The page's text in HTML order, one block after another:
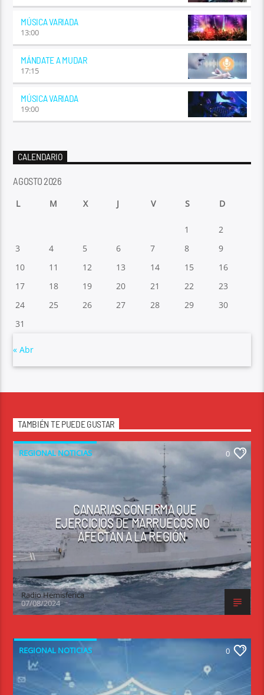
MÚSICA VARIADA
13:00
MÁNDATE A MUDAR
17:15
MÚSICA VARIADA
19:00
CALENDARIO
AGOSTO 2026
L M X J V S D
1
2
3
4 5 6 7 8
9
10
11 12 13 14 15
16
17
18 19 20 21 22
23
24
25 26 27 28 29
30
31
« Abr
TAMBIÉN TE PUEDE GUSTAR
REGIONAL NOTICIAS 0
CANARIAS CONFIRMA QUE
EJERCICIOS DE MARRUECOS NO
AFECTAN A LA REGIÓN
Radio Hemisferica
07/08/2024
REGIONAL NOTICIAS 0